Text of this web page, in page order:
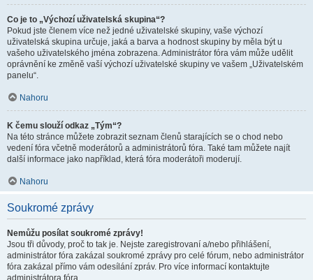
Co je to „Výchozí uživatelská skupina“?
Pokud jste členem více než jedné uživatelské skupiny, vaše výchozí
uživatelská skupina určuje, jaká a barva a hodnost skupiny by měla být u
vašeho uživatelského jména zobrazena. Administrátor fóra vám může udělit
oprávnění ke změně vaší výchozí uživatelské skupiny ve vašem „Uživatelském
panelu“.
Nahoru
K čemu slouží odkaz „Tým“?
Na této stránce můžete zobrazit seznam členů starajících se o chod nebo
vedení fóra včetně moderátorů a administrátorů fóra. Také tam můžete najít
další informace jako například, která fóra moderátoři moderují.
Nahoru
Soukromé zprávy
Nemůžu posílat soukromé zprávy!
Jsou tři důvody, proč to tak je. Nejste zaregistrovaní a/nebo přihlášení,
administrátor fóra zakázal soukromé zprávy pro celé fórum, nebo administrátor
fóra zakázal přímo vám odesílání zpráv. Pro více informací kontaktujte
administrátora fóra.